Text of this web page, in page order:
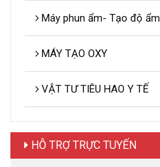
Máy phun ẩm- Tạo độ ẩm
MÁY TẠO OXY
VẬT TƯ TIÊU HAO Y TẾ
HỖ TRỢ TRỰC TUYẾN